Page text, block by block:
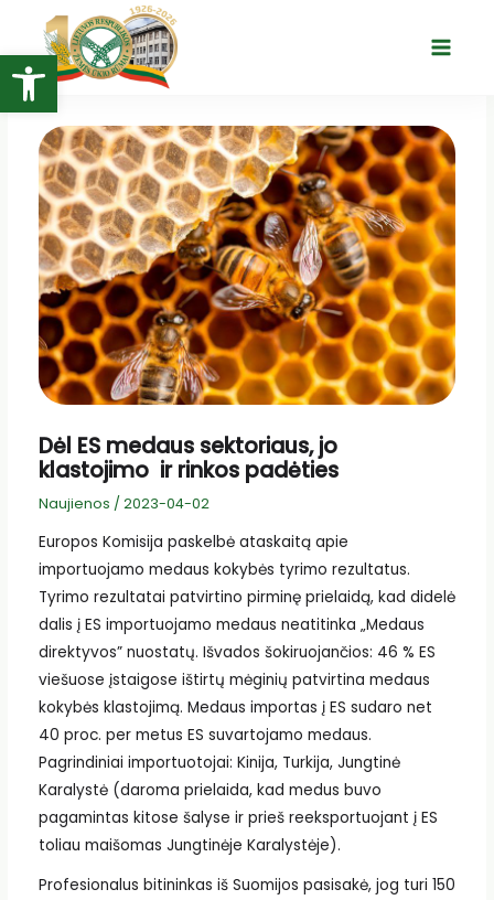
Open toolbar
turinio
Main
Dėl ES medaus sektoriaus, jo
klastojimo ir rinkos padėties
Naujienos / 2023-04-02
Europos Komisija paskelbė ataskaitą apie
importuojamo medaus kokybės tyrimo rezultatus.
Tyrimo rezultatai patvirtino pirminę prielaidą, kad didelė
dalis į ES importuojamo medaus neatitinka „Medaus
direktyvos” nuostatų. Išvados šokiruojančios: 46 % ES
viešuose įstaigose ištirtų mėginių patvirtina medaus
kokybės klastojimą. Medaus importas į ES sudaro net
40 proc. per metus ES suvartojamo medaus.
Pagrindiniai importuotojai: Kinija, Turkija, Jungtinė
Karalystė (daroma prielaida, kad medus buvo
pagamintas kitose šalyse ir prieš reeksportuojant į ES
toliau maišomas Jungtinėje Karalystėje).
Profesionalus bitininkas iš Suomijos pasisakė, jog turi 150